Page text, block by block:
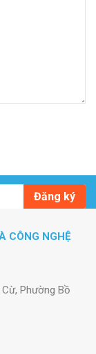
Đăng ký
CÔNG NGHỆ
Phường Bồ